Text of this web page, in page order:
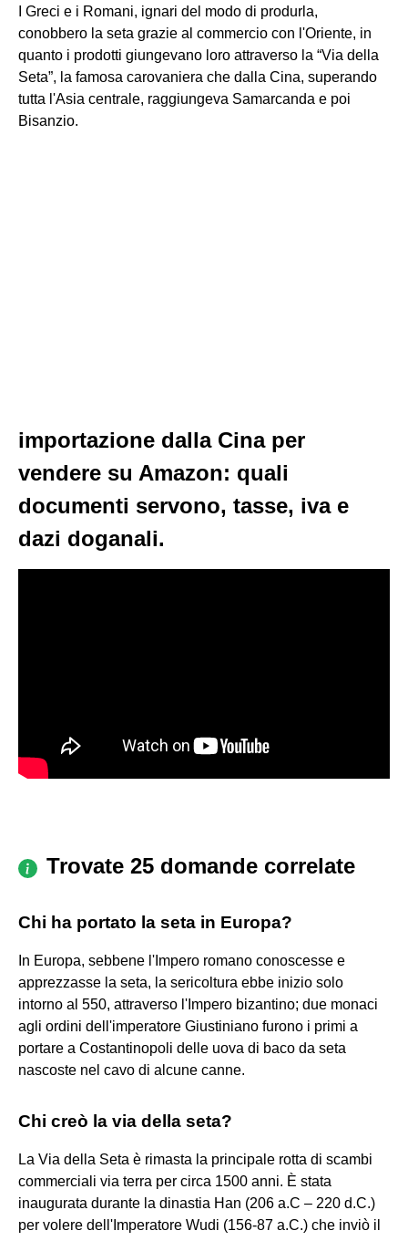
I Greci e i Romani, ignari del modo di produrla,
conobbero la seta grazie al commercio con l'Oriente, in
quanto i prodotti giungevano loro attraverso la “Via della
Seta”, la famosa carovaniera che dalla Cina, superando
tutta l'Asia centrale, raggiungeva Samarcanda e poi
Bisanzio.
importazione dalla Cina per
vendere su Amazon: quali
documenti servono, tasse, iva e
dazi doganali.
Trovate 25 domande correlate
Chi ha portato la seta in Europa?
In Europa, sebbene l'Impero romano conoscesse e
apprezzasse la seta, la sericoltura ebbe inizio solo
intorno al 550, attraverso l'Impero bizantino; due monaci
agli ordini dell'imperatore Giustiniano furono i primi a
portare a Costantinopoli delle uova di baco da seta
nascoste nel cavo di alcune canne.
Chi creò la via della seta?
La Via della Seta è rimasta la principale rotta di scambi
commerciali via terra per circa 1500 anni. È stata
inaugurata durante la dinastia Han (206 a.C – 220 d.C.)
per volere dell'Imperatore Wudi (156-87 a.C.) che inviò il